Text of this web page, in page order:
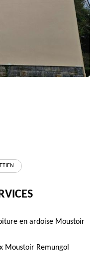
en ardoise Moustoir
Moustoir Remungol